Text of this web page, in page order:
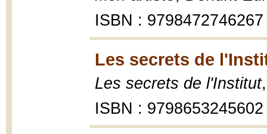
ISBN : 9798472746267
Les secrets de
Les secrets de l'Institut
ISBN : 9798653245602